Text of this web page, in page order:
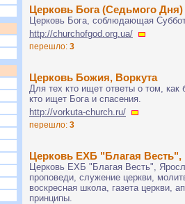
Церковь Бога (Седьмого Дня)
Церковь Бога, соблюдающая
http://churchofgod.org.ua/
перешло: 3
Церковь Божия, Воркута
Для тех кто ищет ответы о том, как
кто ищет Бога и спасения.
http://vorkuta-church.ru/
перешло: 3
Церковь ЕХБ "Благая Весть",
Церковь ЕХБ "Благая Весть",
проповеди, служение церкви,
воскресная школа, газета церкви,
принципы.